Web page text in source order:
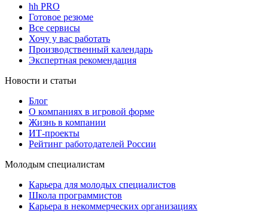
hh PRO
Готовое резюме
Все сервисы
Хочу у вас работать
Производственный календарь
Экспертная рекомендация
Новости и статьи
Блог
О компаниях в игровой форме
Жизнь в компании
ИТ-проекты
Рейтинг работодателей России
Молодым специалистам
Карьера для молодых специалистов
Школа программистов
Карьера в некоммерческих организациях